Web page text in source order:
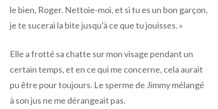
le bien, Roger. Nettoie-moi, et si tu es un bon garçon,
je te sucerai la bite jusqu'à ce que tu jouisses. »
Elle a frotté sa chatte sur mon visage pendant un
certain temps, et en ce qui me concerne, cela aurait
pu être pour toujours. Le sperme de Jimmy mélangé
à son jus ne me dérangeait pas.